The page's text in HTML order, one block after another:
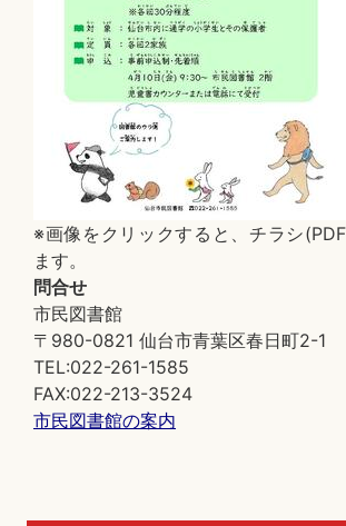
※画像をクリックすると、チラシ
ます。
問合せ
市民図書館
〒980-0821 仙台市青葉区春日町2-1
TEL:022-261-1585
FAX:022-213-3524
市民図書館の案内